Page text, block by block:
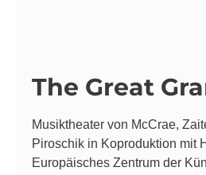
The Great
Musiktheater von McCrae,
Piroschik in Koproduktion mit
Europäisches Zentrum der